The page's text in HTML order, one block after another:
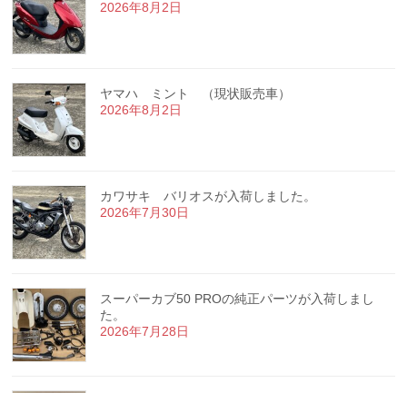
2026年8月2日
ヤマハ ミント （現状販売車）
2026年8月2日
カワサキ バリオスが入荷しました。
2026年7月30日
スーパーカブ50 PROの純正パーツが入荷しまし
た。
2026年7月28日